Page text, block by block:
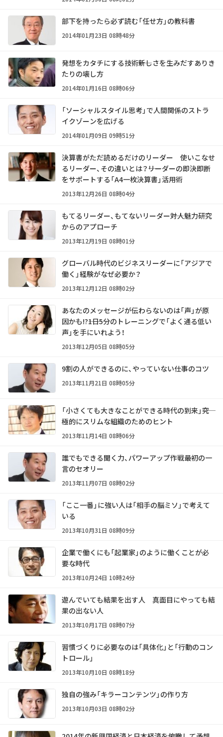
部下を持ったら必ず読む「任せ方」の教科書
2014年01月23日 08時48分
発想をカタチにする技術――新しさを生みだすありき
たりの壊し方
2014年01月16日 08時06分
「ソーシャルスタイル思考」で人間関係のストラ
イクゾーンを広げる
2014年01月09日 09時51分
決算書がただ読めるだけのリーダー 使いこなせ
るリーダー、その違いとは？――リーダーの即決即断
をサポートする「A4一枚決算書」活用術
2013年12月26日 08時04分
もてるリーダー、もてないリーダー――対人魅力研究
からのアプローチ
2013年12月19日 08時01分
グローバル時代のビジネスリーダーに「アジアで
働く」経験がなぜ必要か？
2013年12月12日 08時02分
あなたのメッセージが伝わらないのは「声」が原
因かも!?――1日5分のトレーニングで「よく通る低い
声」を手にいれよう！
2013年12月05日 08時05分
9割の人ができるのに、やっていない仕事のコツ
2013年11月21日 08時05分
「小さくても大きなことができる時代の到来」――究
極的にスリムな組織のためのヒント
2013年11月14日 08時06分
誰でもできる聞く力、パワーアップ作戦――最初の一
言のセオリー
2013年11月07日 08時02分
「ここ一番」に強い人は「相手の脳ミソ」で考えて
いる
2013年10月31日 08時09分
企業で働くにも「起業家」のように働くことが必
要な時代
2013年10月24日 10時24分
遊んでいても結果を出す人 真面目にやっても結
果の出ない人
2013年10月17日 08時07分
習慣づくりに必要なのは「具体化」と「行動のコン
トロール」
2013年10月10日 08時18分
独自の強み「キラーコンテンツ」の作り方
2013年10月03日 08時02分